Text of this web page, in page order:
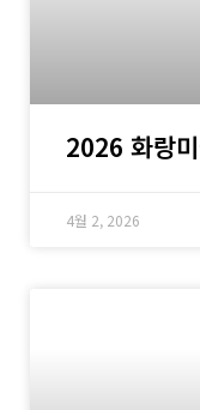
2026 화랑
4월 2, 2026